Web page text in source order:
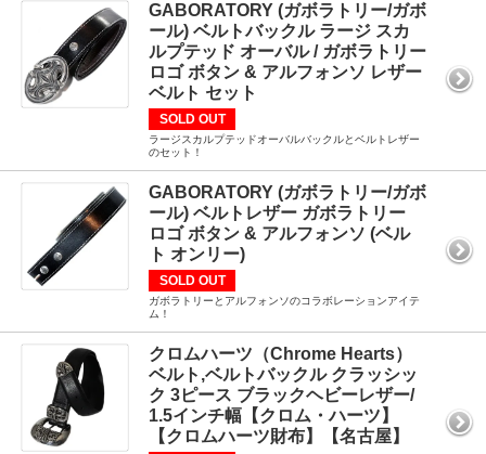
GABORATORY (ガボラトリー/ガボ
ール) ベルトバックル ラージ スカ
ルプテッド オーバル / ガボラトリー
ロゴ ボタン & アルフォンソ レザー
ベルト セット
SOLD OUT
ラージスカルプテッドオーバルバックルとベルトレザー
のセット！
GABORATORY (ガボラトリー/ガボ
ール) ベルトレザー ガボラトリー
ロゴ ボタン & アルフォンソ (ベル
ト オンリー)
SOLD OUT
ガボラトリーとアルフォンソのコラボレーションアイテ
ム！
クロムハーツ（Chrome Hearts）
ベルト,ベルトバックル クラッシッ
ク 3ピース ブラックヘビーレザー/
1.5インチ幅【クロム・ハーツ】
【クロムハーツ財布】【名古屋】